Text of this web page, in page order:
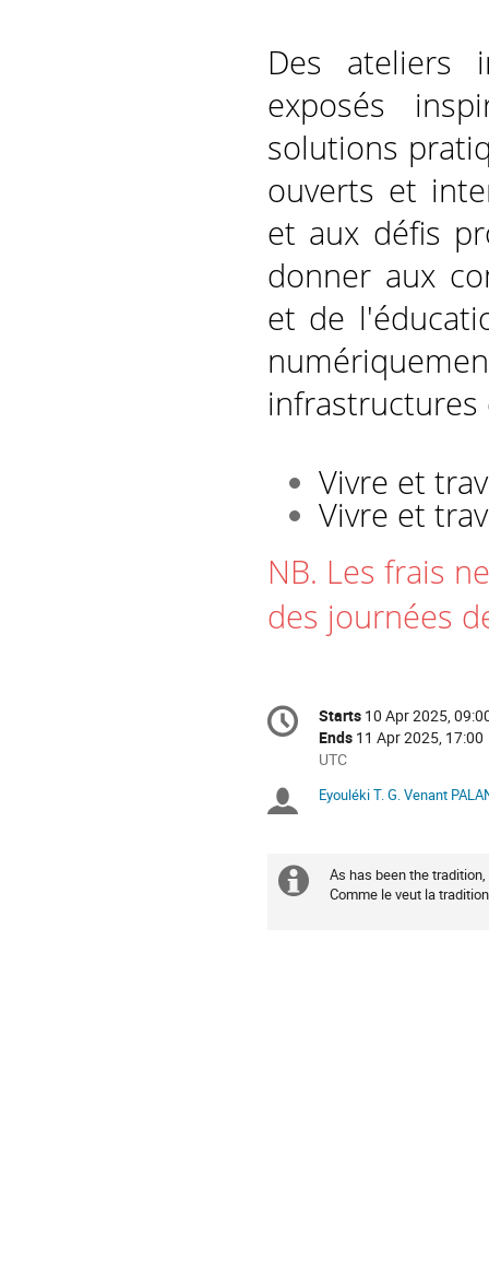
Des ateliers
exposés
solutions
ouverts et
et aux défis
donner aux
et de
infrastructures
Vivre et
Vivre et
NB. Les frais
des journées
Conference
information
Date/Time
Starts 10 Apr 2025,
Ends 11 Apr 2025, 17:00
All
are
UTC
Chairpersons
Eyouléki T. G. Venant
Extra
As has been the
Comme le veut la